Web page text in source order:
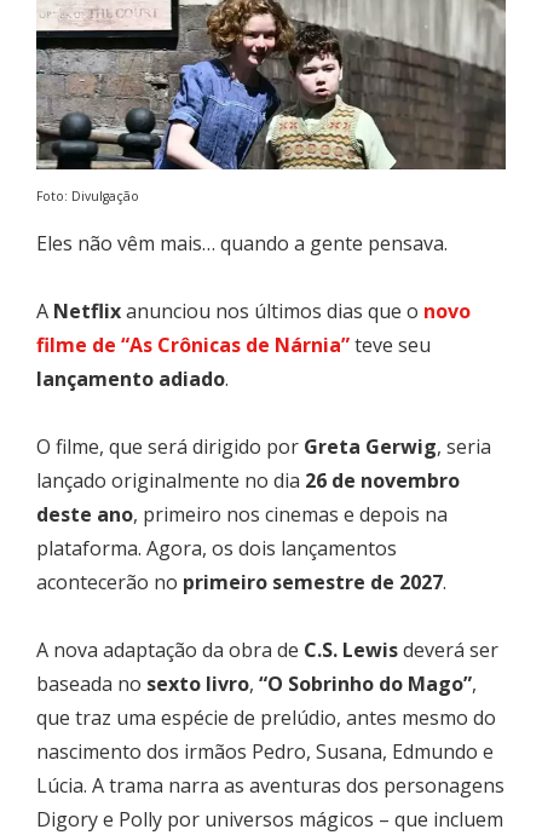
Foto: Divulgação
Eles não vêm mais… quando a gente pensava.
A Netflixanunciou nos últimos dias que o novo
filme de “As Crônicas de Nárnia”teve seu
lançamento adiado.
O filme, que será dirigido por Greta Gerwig, seria
lançado originalmente no dia 26 de novembro
deste ano, primeiro nos cinemas e depois na
plataforma. Agora, os dois lançamentos
acontecerão no primeiro semestre de 2027.
A nova adaptação da obra de C.S. Lewisdeverá ser
baseada no sexto livro, “O Sobrinho do Mago”,
que traz uma espécie de prelúdio, antes mesmo do
nascimento dos irmãos Pedro, Susana, Edmundo e
Lúcia. A trama narra as aventuras dos personagens
Digory e Polly por universos mágicos – que incluem